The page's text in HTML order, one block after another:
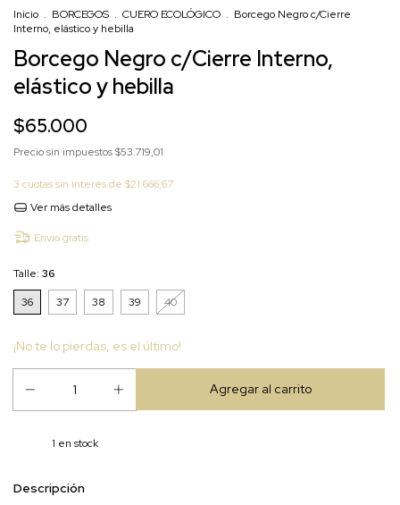
Inicio . BORCEGOS . CUERO ECOLÓGICO . Borcego Negro c/Cierre
Interno, elástico y hebilla
Borcego Negro c/Cierre Interno,
elástico y hebilla
$65.000
Precio sin impuestos$53.719,01
3 cuotas sin interés de $21.666,67
Ver más detalles
Envío gratis
Talle: 36
36
37 38 39 40
¡No te lo pierdas, es el último!
1 en stock
Descripción